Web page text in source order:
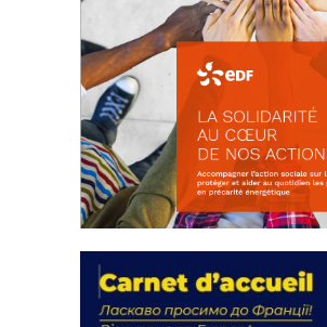
actions
18 septembre 2023